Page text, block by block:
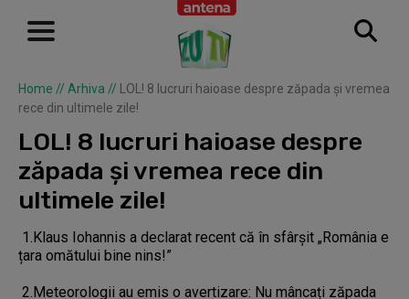
Home // Arhiva //
LOL! 8 lucruri haioase despre zăpada și vremea
rece din ultimele zile!
LOL! 8 lucruri haioase despre
zăpada și vremea rece din
ultimele zile!
1.Klaus Iohannis a declarat recent că în sfârșit „România e
țara omătului bine nins!”
2.Meteorologii au emis o avertizare: Nu mâncați zăpada